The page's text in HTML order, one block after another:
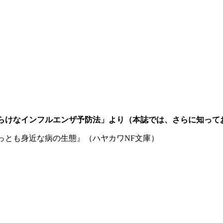
なインフルエンザ予防法」より（本誌では、さらに知っ
も身近な病の生態』（ハヤカワNF文庫）